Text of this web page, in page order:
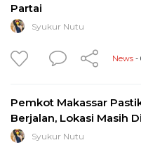
Partai
Syukur Nutu
News -
Pemkot Makassar
Berjalan, Lokasi Masih
Syukur Nutu